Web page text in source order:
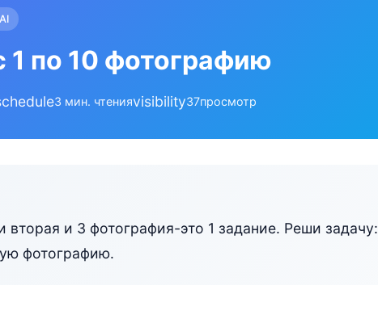
1 по 10 фотографию
3 мин. чтенияvisibility37просмотр
вторая и 3 фотография-это 1 задание. Реши задачу:
фотографию.